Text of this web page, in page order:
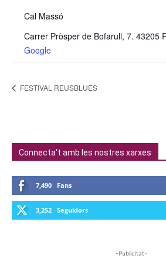
Cal Massó
Carrer Pròsper de Bofarull, 7. 43205
Google
FESTIVAL REUSBLUES
Connecta't amb les nostres xarxes
7,490 Fans
3,252 Seguidors
-Publicitat-